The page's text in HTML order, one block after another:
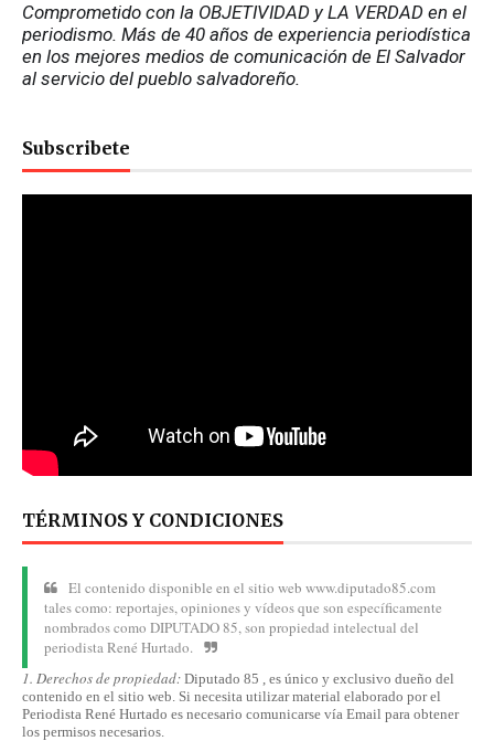
Comprometido con la OBJETIVIDAD y LA VERDAD en el
periodismo. Más de 40 años de experiencia periodística
en los mejores medios de comunicación de El Salvador
al servicio del pueblo salvadoreño.
Subscribete
TÉRMINOS Y CONDICIONES
El contenido disponible en el sitio web www.diputado85.com
tales como: reportajes, opiniones y vídeos que son específicamente
nombrados como DIPUTADO 85, son propiedad intelectual del
periodista René Hurtado.
1. Derechos de propiedad: Diputado 85 , es único y exclusivo dueño del
contenido en el sitio web. Si necesita utilizar material elaborado por el
Periodista René Hurtado es necesario comunicarse vía Email para obtener
los permisos necesarios.